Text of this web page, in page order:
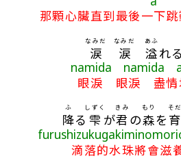
那顆心臟直到最後一下
涙
なみだ
涙
なみだ
溢
あふ
れ
namida namida
眼淚 眼淚 盡情
降
ふ
る 雫
しずく
が君
きみ
の森
もり
を 育
そだ
滴落的水珠將會滋